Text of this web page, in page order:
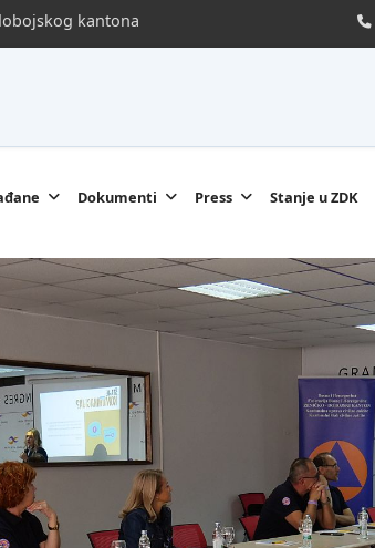
kantona
Dokumenti Press Stanje u ZDK